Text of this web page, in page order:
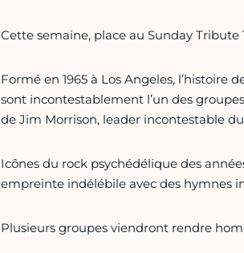
Cette semaine, place au Sunday Tribute
Formé en 1965 à Los Angeles, l’histoire
sont incontestablement l’un des
de Jim Morrison, leader incontestable
Icônes du rock psychédélique des
empreinte indélébile avec des hymnes
Plusieurs groupes viendront rendre